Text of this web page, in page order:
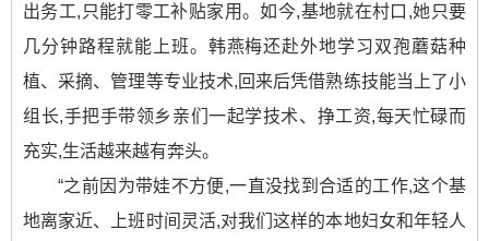
出务工,只能打零工补贴家用。如今,基地就在村口,她只要
几分钟路程就能上班。韩燕梅还赴外地学习双孢蘑菇种
植、采摘、管理等专业技术,回来后凭借熟练技能当上了小
组长,手把手带领乡亲们一起学技术、挣工资,每天忙碌而
充实,生活越来越有奔头。
“之前因为带娃不方便,一直没找到合适的工作,这个基
地离家近、上班时间灵活,对我们这样的本地妇女和年轻人